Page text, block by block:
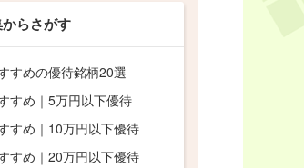
らさがす
すめの優待銘柄20選
すめ｜5万円以下優待
すめ｜10万円以下優待
すめ｜20万円以下優待